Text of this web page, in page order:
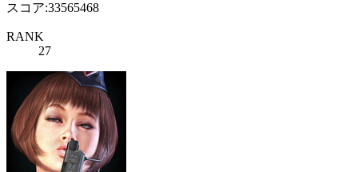
スコア:33565468
RANK
27